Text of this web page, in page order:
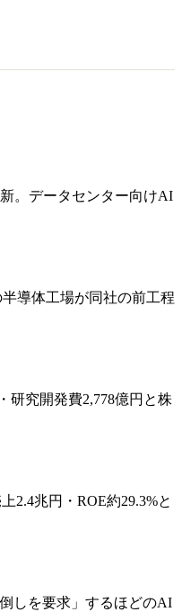
。データセンター向けAI
導体工場が同社の前工程
研究開発費2,778億円と株
2.4兆円・ROE約29.3%と
しを要求」するほどのAI